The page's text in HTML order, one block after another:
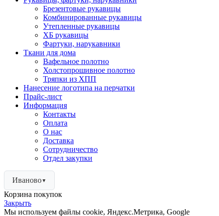
Брезентовые рукавицы
Комбинированные рукавицы
Утепленные рукавицы
ХБ рукавицы
Фартуки, нарукавники
Ткани для дома
Вафельное полотно
Холстопрошивное полотно
Тряпки из ХПП
Нанесение логотипа на перчатки
Прайс-лист
Информация
Контакты
Оплата
О нас
Доставка
Сотрудничество
Отдел закупки
Иваново▼
Корзина покупок
Закрыть
Мы используем файлы cookie, Яндекс.Метрика, Google